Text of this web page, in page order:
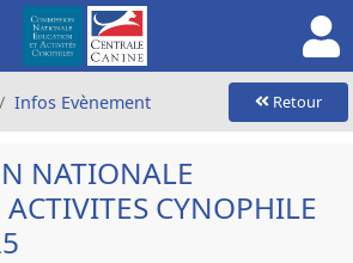
Infos Evènement Retour
NATIONALE
CYNOPHILE